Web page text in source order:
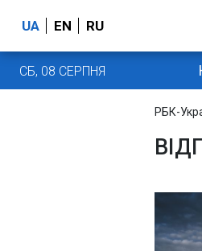
UA EN RU
СБ, 08 СЕРПНЯ
РБК-